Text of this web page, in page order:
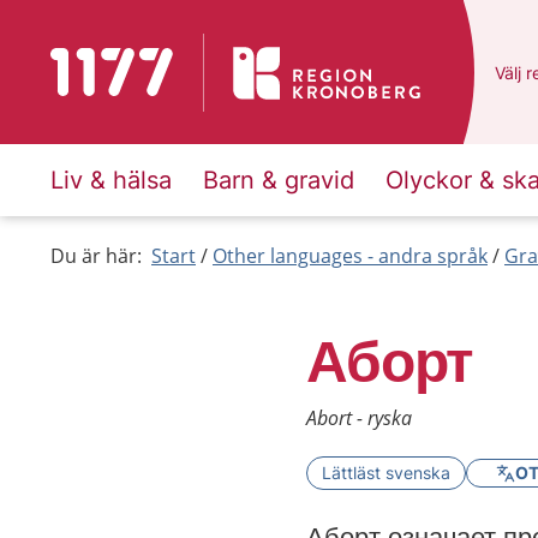
To start page for 1177 Du
Välj
Liv & hälsa Barn & gravid Olyckor &
Du är här: Start Other languages - andra språk
Аборт
Abort - ryska
Lättläst svenska